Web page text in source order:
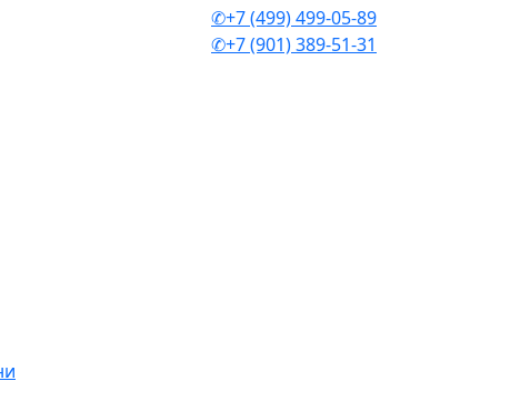
✆+7 (499) 499-05-89
✆+7 (901) 389-51-31